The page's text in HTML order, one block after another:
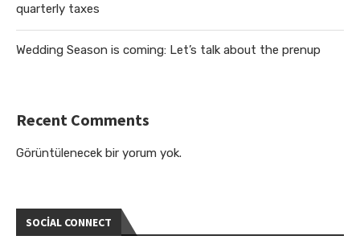
quarterly taxes
Wedding Season is coming: Let’s talk about the prenup
Recent Comments
Görüntülenecek bir yorum yok.
SOCIAL CONNECT